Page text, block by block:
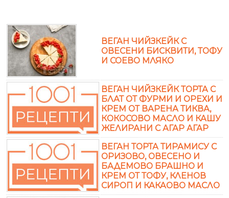
ВЕГАН ЧИЙЗКЕЙК С
ОВЕСЕНИ БИСКВИТИ, ТОФУ
И СОЕВО МЛЯКО
ВЕГАН ЧИЙЗКЕЙК ТОРТА С
БЛАТ ОТ ФУРМИ И ОРЕХИ И
КРЕМ ОТ ВАРЕНА ТИКВА,
КОКОСОВО МАСЛО И КАШУ
ЖЕЛИРАНИ С АГАР АГАР
ВЕГАН ТОРТА ТИРАМИСУ С
ОРИЗОВО, ОВЕСЕНО И
БАДЕМОВО БРАШНО И
КРЕМ ОТ ТОФУ, КЛЕНОВ
СИРОП И КАКАОВО МАСЛО